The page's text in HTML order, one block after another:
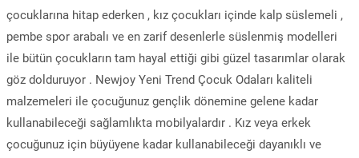
çocuklarına hitap ederken , kız çocukları içinde kalp süslemeli ,
pembe spor arabalı ve en zarif desenlerle süslenmiş modelleri
ile bütün çocukların tam hayal ettiği gibi güzel tasarımlar olarak
göz dolduruyor . Newjoy Yeni Trend Çocuk Odaları kaliteli
malzemeleri ile çocuğunuz gençlik dönemine gelene kadar
kullanabileceği sağlamlıkta mobilyalardır . Kız veya erkek
çocuğunuz için büyüyene kadar kullanabileceği dayanıklı ve